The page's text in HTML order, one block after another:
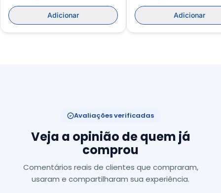
Adicionar Adicionar
Avaliações verificadas
Veja a opinião de quem já
comprou
Comentários reais de clientes que compraram,
usaram e compartilharam sua experiência.